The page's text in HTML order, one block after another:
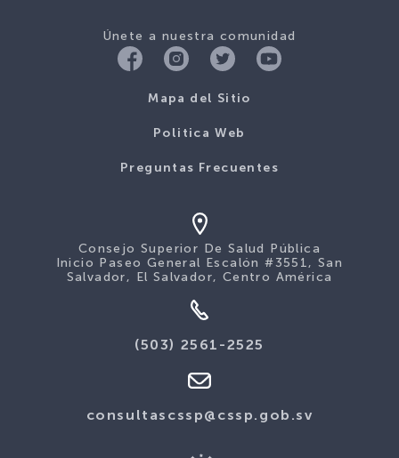
Únete a nuestra comunidad
Mapa del Sitio
Politica Web
Preguntas Frecuentes
Consejo Superior De Salud Pública
Inicio Paseo General Escalón #3551, San
Salvador, El Salvador, Centro América
(503) 2561-2525
consultascssp@cssp.gob.sv